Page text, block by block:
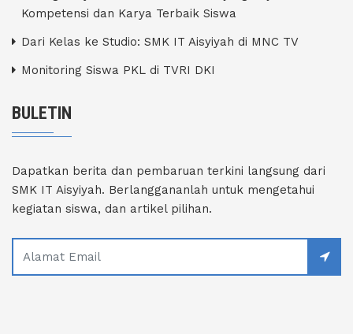
Kompetensi dan Karya Terbaik Siswa
Dari Kelas ke Studio: SMK IT Aisyiyah di MNC TV
Monitoring Siswa PKL di TVRI DKI
BULETIN
Dapatkan berita dan pembaruan terkini langsung dari
SMK IT Aisyiyah. Berlanggananlah untuk mengetahui
kegiatan siswa, dan artikel pilihan.